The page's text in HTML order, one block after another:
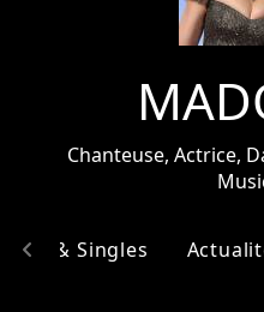
Chanteuse, Actrice,
& Singles
chevron_left